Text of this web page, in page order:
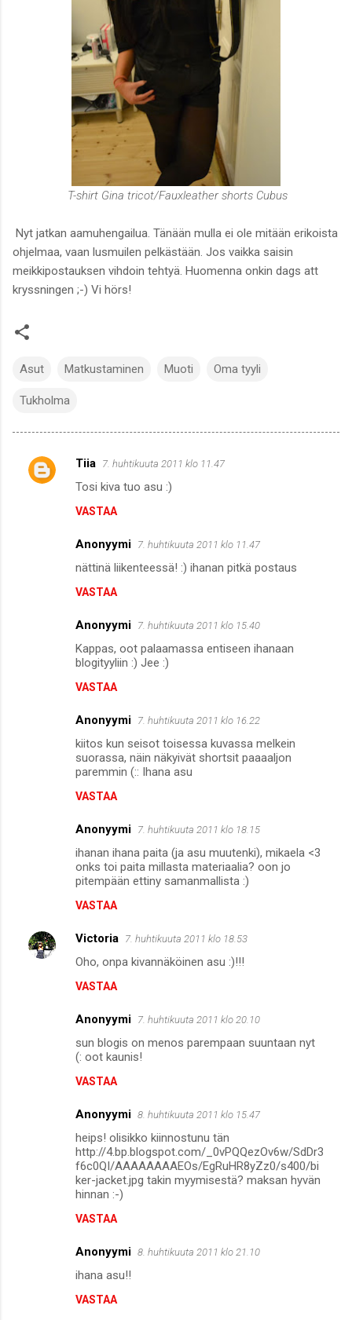
T-shirt Gina tricot/Fauxleather shorts Cubus
Nyt jatkan aamuhengailua. Tänään mulla ei ole mitään erikoista
ohjelmaa, vaan lusmuilen pelkästään. Jos vaikka saisin
meikkipostauksen vihdoin tehtyä. Huomenna onkin dags att
kryssningen ;-) Vi hörs!
Asut Matkustaminen Muoti Oma tyyli
Tukholma
K
Tiia 7. huhtikuuta 2011 klo 11.47
Tosi kiva tuo asu :)
VASTAA
Anonyymi 7. huhtikuuta 2011 klo 11.47
nättinä liikenteessä! :) ihanan pitkä postaus
VASTAA
Anonyymi 7. huhtikuuta 2011 klo 15.40
Kappas, oot palaamassa entiseen ihanaan
blogityyliin :) Jee :)
VASTAA
Anonyymi 7. huhtikuuta 2011 klo 16.22
kiitos kun seisot toisessa kuvassa melkein
suorassa, näin näkyivät shortsit paaaaljon
paremmin (:: Ihana asu
VASTAA
Anonyymi 7. huhtikuuta 2011 klo 18.15
ihanan ihana paita (ja asu muutenki), mikaela <3
onks toi paita millasta materiaalia? oon jo
pitempään ettiny samanmallista :)
VASTAA
Victoria 7. huhtikuuta 2011 klo 18.53
Oho, onpa kivannäköinen asu :)!!!
VASTAA
Anonyymi 7. huhtikuuta 2011 klo 20.10
sun blogis on menos parempaan suuntaan nyt
(: oot kaunis!
VASTAA
Anonyymi 8. huhtikuuta 2011 klo 15.47
heips! olisikko kiinnostunu tän
http://4.bp.blogspot.com/_0vPQQezOv6w/SdDr3
f6c0QI/AAAAAAAAEOs/EgRuHR8yZz0/s400/bi
ker-jacket.jpg takin myymisestä? maksan hyvän
hinnan :-)
VASTAA
Anonyymi 8. huhtikuuta 2011 klo 21.10
ihana asu!!
VASTAA